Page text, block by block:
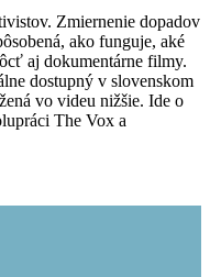
Zmiernenie dopadov
ako funguje, aké
aj dokumentárne filmy.
dostupný v slovenskom
vo videu nižšie. Ide o
The Vox a